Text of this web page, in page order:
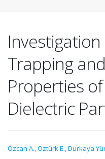
Trapping
Properties
Dielectric
Özcan A.,Öztürk E.,Durkaya